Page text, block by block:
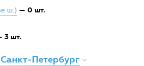
ш.) — 0 шт.
3 шт.
Санкт-Петербург